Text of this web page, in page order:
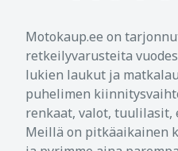
Motokaup.ee on
retkeilyvarusteita
lukien laukut ja
puhelimen
renkaat, valot, tuulilasit,
Meillä on pitkäaikainen